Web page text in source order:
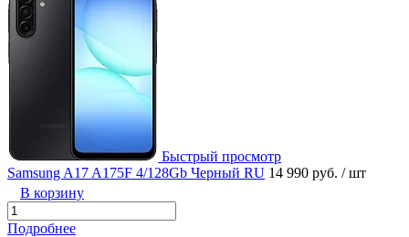
Быстрый просмотр
Samsung A17 A175F 4/128Gb Черный RU 14 990 руб. / шт
В корзину
Подробнее